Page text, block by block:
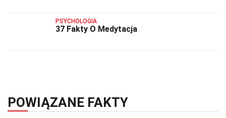
PSYCHOLOGIA
37 Fakty O Medytacja
POWIĄZANE FAKTY